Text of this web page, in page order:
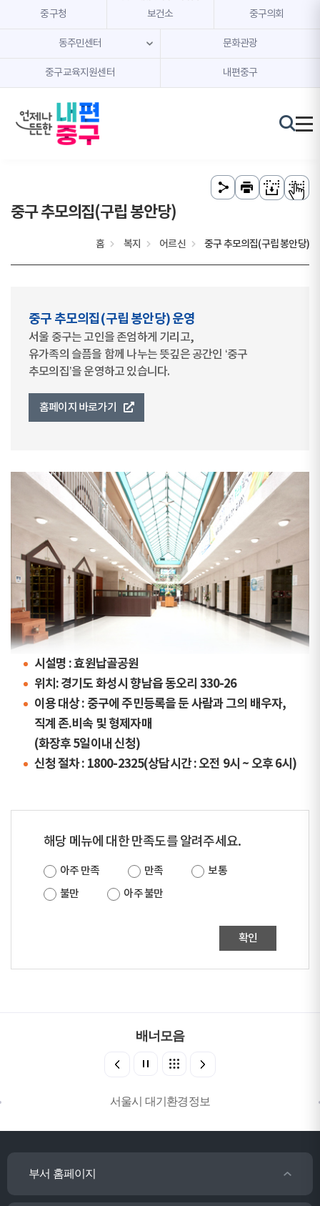
본문 내용 바로가기
주메뉴 바로가기
중구청 보건소 중구의회
동주민센터 문화관광
중구교육지원센터 내편중구
중구 추모의집(구립 봉안당)
홈 복지 어르신 중구 추모의집(구립 봉안당)
중구 추모의집(구립 봉안당) 운영
서울 중구는 고인을 존엄하게 기리고,
유가족의 슬픔을 함께 나누는 뜻깊은 공간인 ‘중구
추모의집’을 운영하고 있습니다.
홈페이지 바로가기
시설명 : 효원납골공원
위치: 경기도 화성시 향남읍 동오리 330-26
이용 대상 : 중구에 주민등록을 둔 사람과 그의 배우자,
직계 존.비속 및 형제자매
(화장후 5일이내 신청)
신청 절차 : 1800-2325(상담시간 : 오전 9시 ~ 오후 6시)
해당 메뉴에 대한 만족도를 알려주세요.
아주 만족 만족
보통
불만
아주 불만
확인
배너모음
서울시 대기환경정보
부서 홈페이지